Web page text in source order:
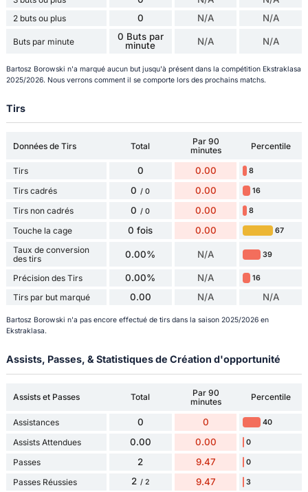
2 buts ou plus 0 N/A N/A
Buts par minute
0 Buts par
minute
N/A N/A
Bartosz Borowski n'a marqué aucun but jusqu'à présent dans la compétition Ekstraklasa
2025/2026. Nous verrons comment il se comporte lors des prochains matchs.
Tirs
Données de Tirs Total
Par 90
minutes
Percentile
Tirs 0 0.00 8
Tirs cadrés 0 / 0 0.00 16
Tirs non cadrés 0 / 0 0.00 8
Touche la cage 0 fois 0.00 67
Taux de conversion
des tirs
0.00% N/A 39
Précision des Tirs 0.00% N/A 16
Tirs par but marqué 0.00 N/A N/A
Bartosz Borowski n'a pas encore effectué de tirs dans la saison 2025/2026 en
Ekstraklasa.
Assists, Passes, & Statistiques de Création d'opportunité
Assists et Passes Total
Par 90
minutes
Percentile
Assistances 0 0 40
Assists Attendues 0.00 0.00 0
Passes 2 9.47 0
Passes Réussies 2 / 2 9.47 3